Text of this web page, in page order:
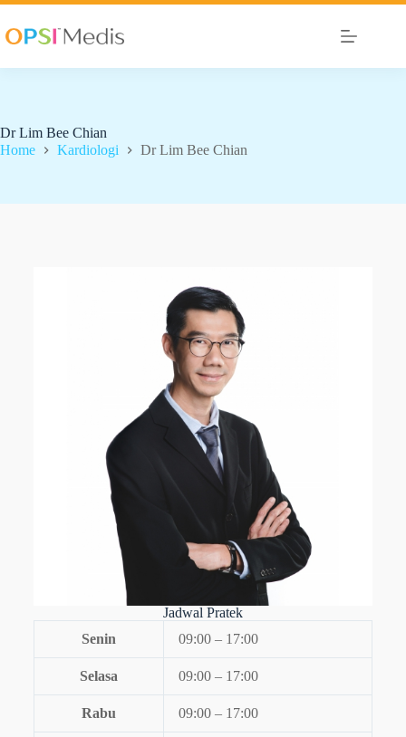
Dr Lim Bee Chian
Home
Kardiologi Dr Lim Bee Chian
Jadwal Pratek
Senin
09:00 – 17:00
Selasa 09:00 – 17:00
Rabu 09:00 – 17:00